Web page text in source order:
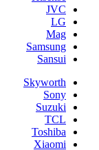
JVC
LG
Mag
Samsung
Sansui
Skyworth
Sony
Suzuki
TCL
Toshiba
Xiaomi